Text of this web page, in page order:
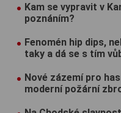
Kam se vypravit v
poznáním?
Fenomén hip dips,
taky a dá se s tím
Nové zázemí pro
moderní požární